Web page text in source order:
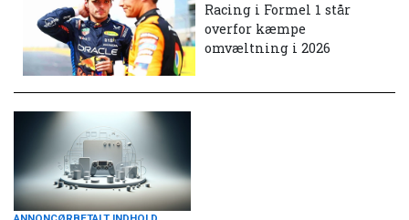
Racing i Formel 1 står
overfor kæmpe
omvæltning i 2026